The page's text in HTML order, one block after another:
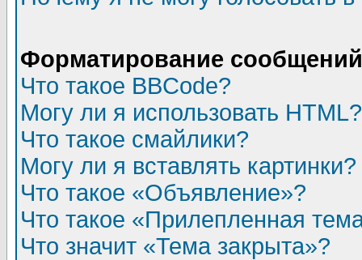
Форматирование
Что такое BBCode?
Могу ли я использовать HTML?
Что такое смайлики?
Могу ли я вставлять картинки?
Что такое «Объявление»?
Что такое «Прилепленная
Что значит «Тема закрыта»?